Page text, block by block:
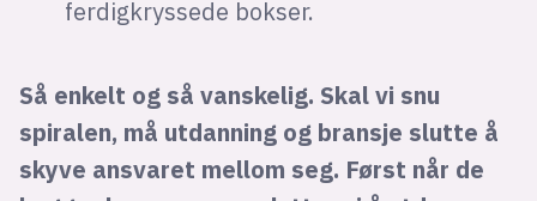
ferdigkryssede bokser.
Så enkelt og så vanskelig. Skal vi snu
spiralen, må utdanning og bransje slutte å
skyve ansvaret mellom seg. Først når de